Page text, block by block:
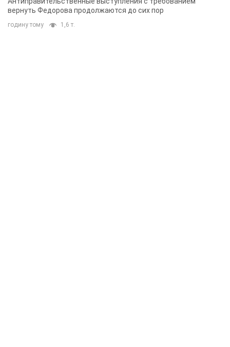
вернуть Федорова продолжаются до сих пор
годину тому 1,6 т.